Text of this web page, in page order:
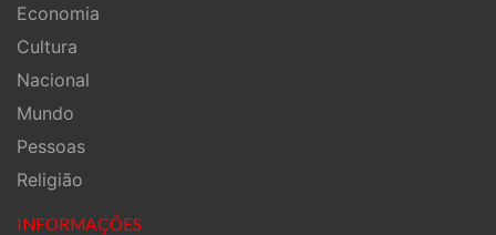
Economia
Cultura
Nacional
Mundo
Pessoas
Religião
INFORMAÇÕES